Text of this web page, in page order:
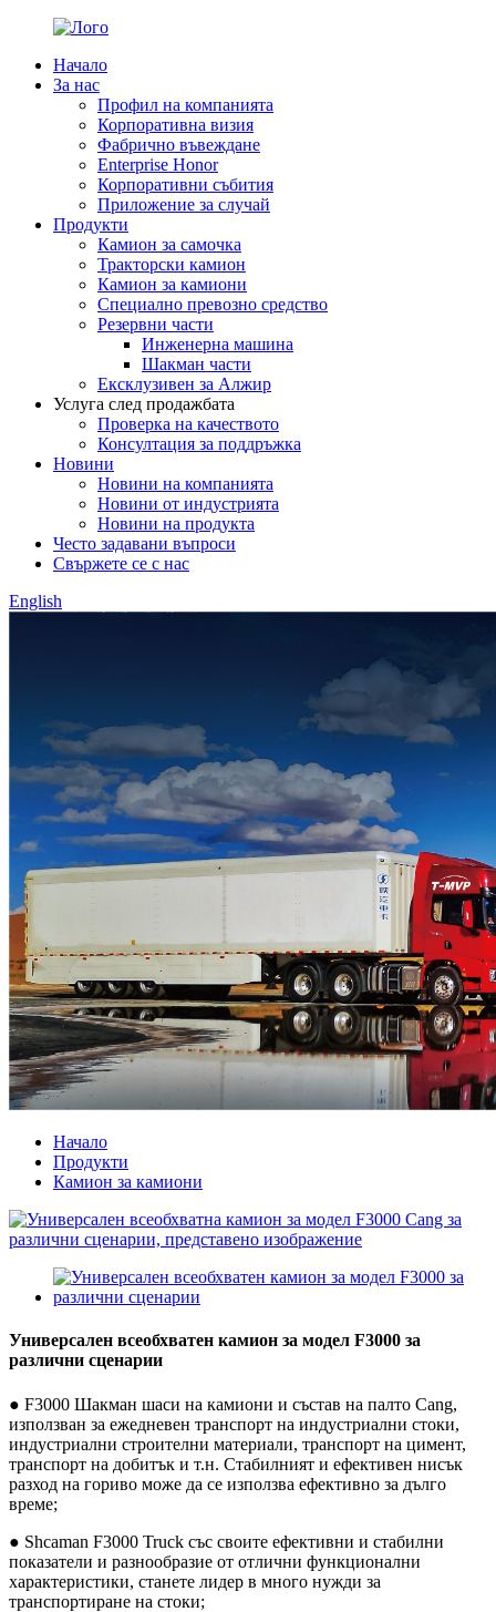
Начало
За нас
Профил на компанията
Корпоративна визия
Фабрично въвеждане
Enterprise Honor
Корпоративни събития
Приложение за случай
Продукти
Камион за самочка
Тракторски камион
Камион за камиони
Специално превозно средство
Резервни части
Инженерна машина
Шакман части
Ексклузивен за Алжир
Услуга след продажбата
Проверка на качеството
Консултация за поддръжка
Новини
Новини на компанията
Новини от индустрията
Новини на продукта
Често задавани въпроси
Свържете се с нас
English
Начало
Продукти
Камион за камиони
Универсален всеобхватен камион за модел F3000 за
различни сценарии
● F3000 Шакман шаси на камиони и състав на палто Cang,
използван за ежедневен транспорт на индустриални стоки,
индустриални строителни материали, транспорт на цимент,
транспорт на добитък и т.н. Стабилният и ефективен нисък
разход на гориво може да се използва ефективно за дълго
време;
● Shcaman F3000 Truck със своите ефективни и стабилни
показатели и разнообразие от отлични функционални
характеристики, станете лидер в много нужди за
транспортиране на стоки;